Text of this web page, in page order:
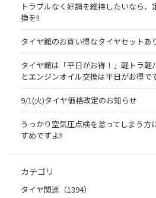
トラブルなく好調を維持したいなら
換を!!
タイヤ館のお買い得なタイヤセットあ
タイヤ館は「平日がお得！」軽トラ軽
とエンジンオイル交換は平日がお得で
9/1(火)タイヤ価格改定のお知らせ
うっかり空気圧点検を怠ってしまう方
すめですよ!!
カテゴリ
タイヤ関連（1394）